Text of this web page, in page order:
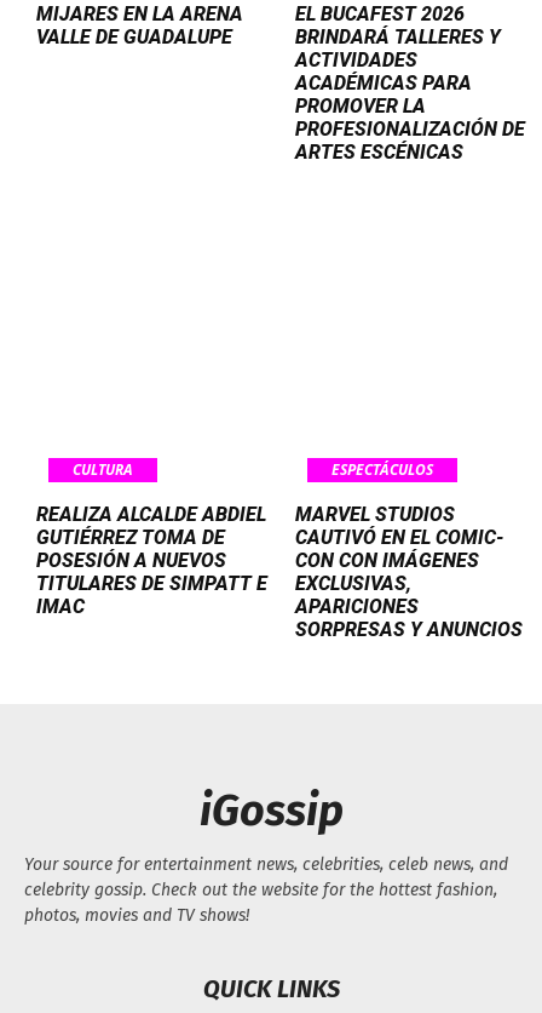
MIJARES EN LA ARENA
VALLE DE GUADALUPE
EL BUCAFEST 2026
BRINDARÁ TALLERES Y
ACTIVIDADES
ACADÉMICAS PARA
PROMOVER LA
PROFESIONALIZACIÓN DE
ARTES ESCÉNICAS
CULTURA
REALIZA ALCALDE ABDIEL
GUTIÉRREZ TOMA DE
POSESIÓN A NUEVOS
TITULARES DE SIMPATT E
IMAC
ESPECTÁCULOS
MARVEL STUDIOS
CAUTIVÓ EN EL COMIC-
CON CON IMÁGENES
EXCLUSIVAS,
APARICIONES
SORPRESAS Y ANUNCIOS
iGossip
Your source for entertainment news, celebrities, celeb news, and
celebrity gossip. Check out the website for the hottest fashion,
photos, movies and TV shows!
QUICK LINKS